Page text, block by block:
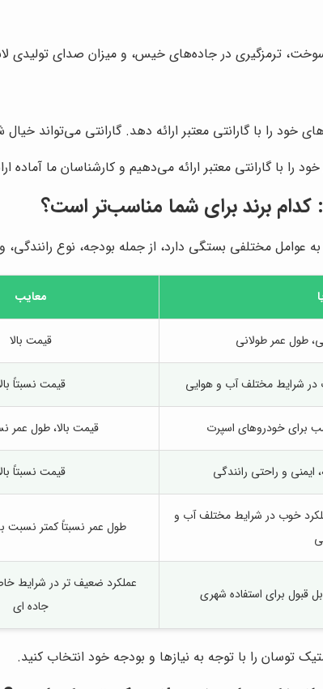
ترمزگیری در جاده‌های خیس، و میزان صدای تولیدی
خود را با گارانتی معتبر ارائه دهد. گارانتی می‌تواند
را با گارانتی معتبر ارائه می‌دهیم و کارشناسان ما
برند برای شما مناسب‌تر است؟
مختلفی بستگی دارد، از جمله بودجه، نوع
معایب
طول عمر طولانی قیمت بالا
در شرایط مختلف آب و هوایی قیمت نسبتاً
برای خودروهای اسپرت قیمت بالا، طول عمر
ایمنی و راحتی رانندگی قیمت نسبتاً
خوب در شرایط مختلف آب و
طول عمر نسبتاً کمتر نسبت
قبول برای استفاده شهری
عملکرد ضعیف تر در شرایط
جاده ای
توسان را با توجه به نیازها و بودجه خود انتخاب کنید.